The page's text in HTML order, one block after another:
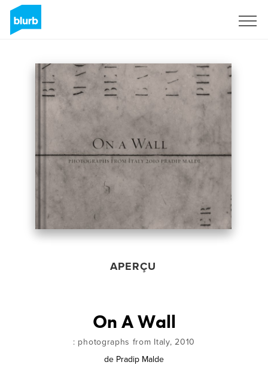
APERÇU
On A Wall
: photographs from Italy, 2010
de Pradip Malde